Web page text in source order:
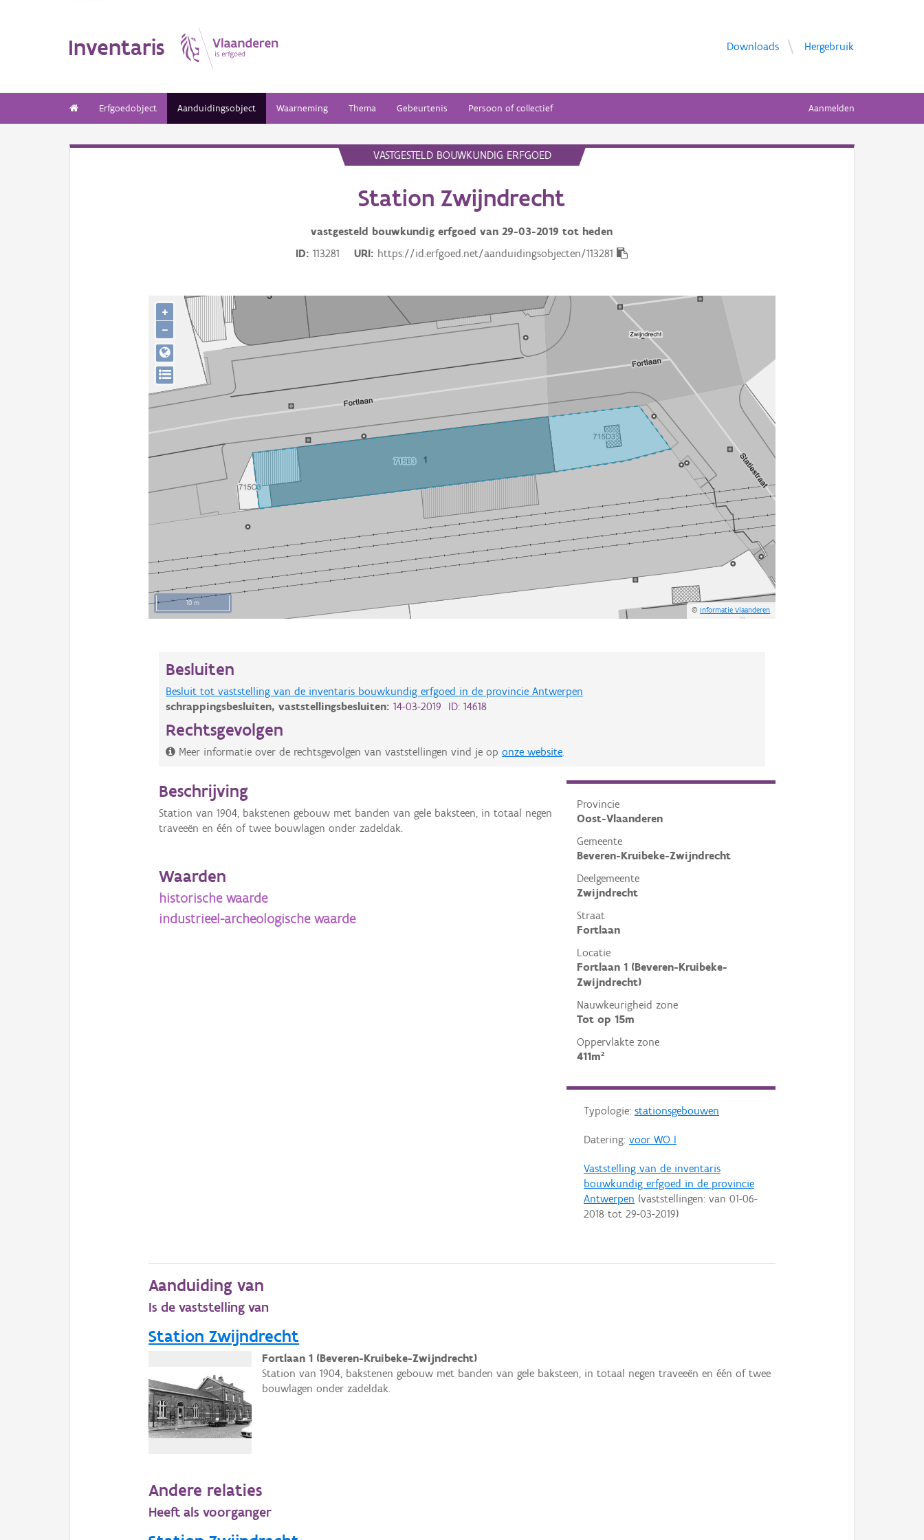
Inventaris Downloads Hergebruik
Erfgoedobject Aanduidingsobject Waarneming Thema Gebeurtenis Persoon of collectief Aanmelden
VASTGESTELD BOUWKUNDIG ERFGOED
Station Zwijndrecht
vastgesteld bouwkundig erfgoed van29-03-2019 tot heden
ID
113281 URI https://id.erfgoed.net/aanduidingsobjecten/113281
10 m
©Informatie Vlaanderen
+
−
Besluiten
Besluit tot vaststelling van de inventaris bouwkundig erfgoed in de provincie Antwerpen
schrappingsbesluiten,vaststellingsbesluiten:14-03-2019 ID: 14618
Rechtsgevolgen
Meer informatie over de rechtsgevolgen van vaststellingen vind je oponze website.
Provincie
Oost-Vlaanderen
Gemeente
Beveren-Kruibeke-Zwijndrecht
Deelgemeente
Zwijndrecht
Straat
Fortlaan
Locatie
Fortlaan 1 (Beveren-Kruibeke-
Zwijndrecht)
Nauwkeurigheid zone
Tot op 15m
Oppervlakte zone
411m²
Typologie: stationsgebouwen
Datering: voor WO I
Vaststelling van de inventaris
bouwkundig erfgoed in de provincie
Antwerpen (vaststellingen: van 01-06-
2018tot 29-03-2019)
Beschrijving
Station van 1904, bakstenen gebouw met banden van gele baksteen, in totaal negen
traveeën en één of twee bouwlagen onder zadeldak.
Waarden
historische waarde
industrieel-archeologische waarde
Aanduiding van
Is de vaststelling van
Station Zwijndrecht
Fortlaan 1 (Beveren-Kruibeke-Zwijndrecht)
Station van 1904, bakstenen gebouw met banden van gele baksteen, in totaal negen traveeën en één of twee
bouwlagen onder zadeldak.
Andere relaties
Heeft als voorganger